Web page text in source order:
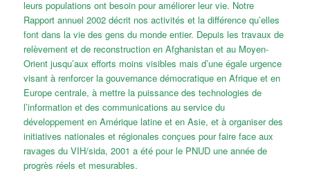
leurs populations ont besoin pour améliorer leur vie. Notre
Rapport annuel 2002 décrit nos activités et la différence qu’elles
font dans la vie des gens du monde entier. Depuis les travaux de
relèvement et de reconstruction en Afghanistan et au Moyen-
Orient jusqu’aux efforts moins visibles mais d’une égale urgence
visant à renforcer la gouvernance démocratique en Afrique et en
Europe centrale, à mettre la puissance des technologies de
l’information et des communications au service du
développement en Amérique latine et en Asie, et à organiser des
initiatives nationales et régionales conçues pour faire face aux
ravages du VIH/sida, 2001 a été pour le PNUD une année de
progrès réels et mesurables.